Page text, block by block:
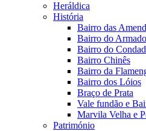
Heráldica
História
Bairro das
Bairro do
Bairro do
Bairro Chinês
Bairro da
Bairro dos Lóios
Braço de Prata
Vale fundão e
Marvila Velha e
Património